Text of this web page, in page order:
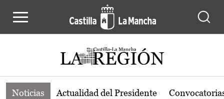
Noticias de la región de Castilla-La
Noticias Actualidad del Presidente